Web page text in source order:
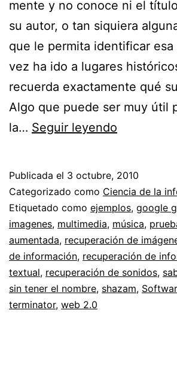
mente y no conoce ni el
su autor, o tan siquiera
que le permita identificar esa
vez ha ido a lugares
recuerda exactamente qué
Algo que puede ser muy útil
la… Seguir leyendo
búsqueda
de
Publicada el 3 octubre, 2010
Categorizado como Ciencia de la
Etiquetado como ejemplos, google
imagenes, multimedia, música,
aumentada, recuperación de
de información, recuperación de
textual, recuperación de sonidos,
sin tener el nombre, shazam,
terminator, web 2.0